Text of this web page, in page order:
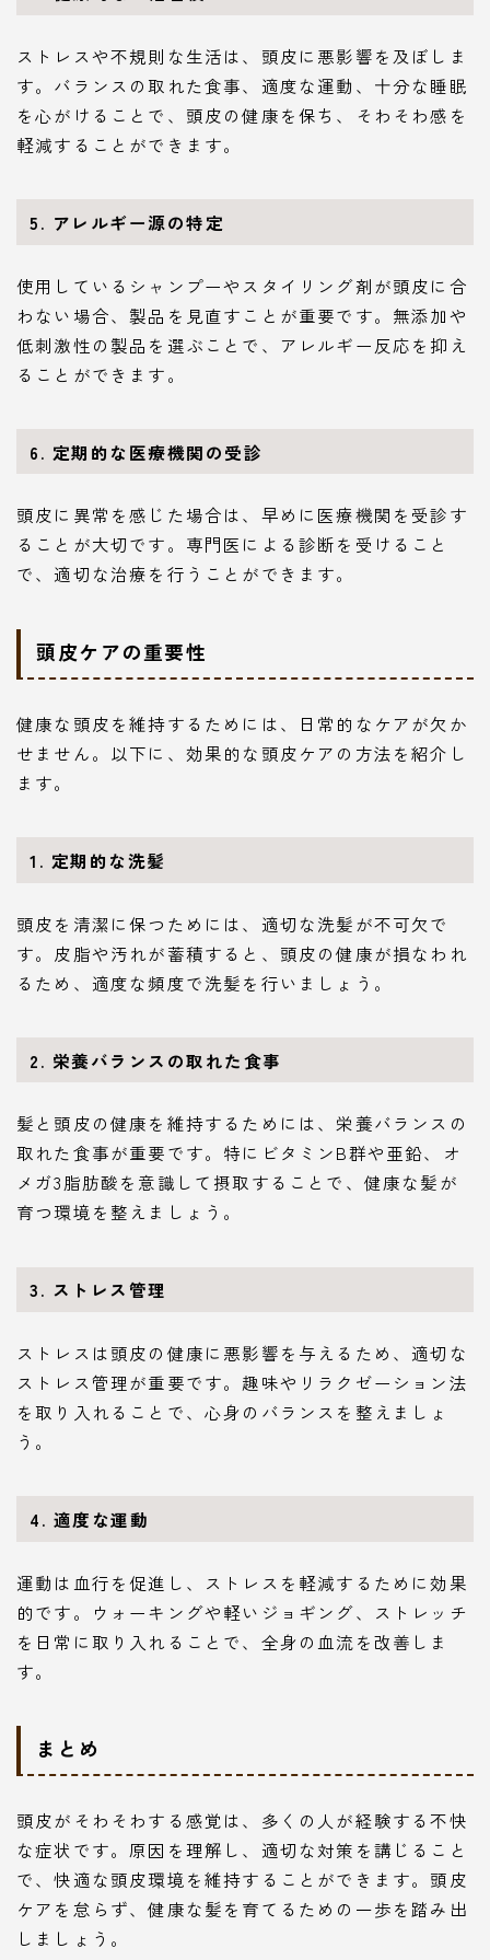
ストレスや不規則な生活は、頭皮に悪影響を及ぼしま
す。バランスの取れた食事、適度な運動、十分な睡眠
を心がけることで、頭皮の健康を保ち、そわそわ感を
軽減することができます。
5. アレルギー源の特定
使用しているシャンプーやスタイリング剤が頭皮に合
わない場合、製品を見直すことが重要です。無添加や
低刺激性の製品を選ぶことで、アレルギー反応を抑え
ることができます。
6. 定期的な医療機関の受診
頭皮に異常を感じた場合は、早めに医療機関を受診す
ることが大切です。専門医による診断を受けること
で、適切な治療を行うことができます。
頭皮ケアの重要性
健康な頭皮を維持するためには、日常的なケアが欠か
せません。以下に、効果的な頭皮ケアの方法を紹介し
ます。
1. 定期的な洗髪
頭皮を清潔に保つためには、適切な洗髪が不可欠で
す。皮脂や汚れが蓄積すると、頭皮の健康が損なわれ
るため、適度な頻度で洗髪を行いましょう。
2. 栄養バランスの取れた食事
髪と頭皮の健康を維持するためには、栄養バランスの
取れた食事が重要です。特にビタミンB群や亜鉛、オ
メガ3脂肪酸を意識して摂取することで、健康な髪が
育つ環境を整えましょう。
3. ストレス管理
ストレスは頭皮の健康に悪影響を与えるため、適切な
ストレス管理が重要です。趣味やリラクゼーション法
を取り入れることで、心身のバランスを整えましょ
う。
4. 適度な運動
運動は血行を促進し、ストレスを軽減するために効果
的です。ウォーキングや軽いジョギング、ストレッチ
を日常に取り入れることで、全身の血流を改善しま
す。
まとめ
頭皮がそわそわする感覚は、多くの人が経験する不快
な症状です。原因を理解し、適切な対策を講じること
で、快適な頭皮環境を維持することができます。頭皮
ケアを怠らず、健康な髪を育てるための一歩を踏み出
しましょう。